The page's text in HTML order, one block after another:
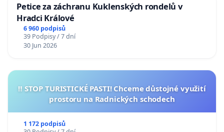
Petice za záchranu Kuklenských rondelů v
Hradci Králové
6 960 podpisů
39 Podpisy / 7 dní
30 Jun 2026
‼️ STOP TURISTICKÉ PASTI! Chceme důstojné využití
prostoru na Radnických schodech
1 172 podpisů